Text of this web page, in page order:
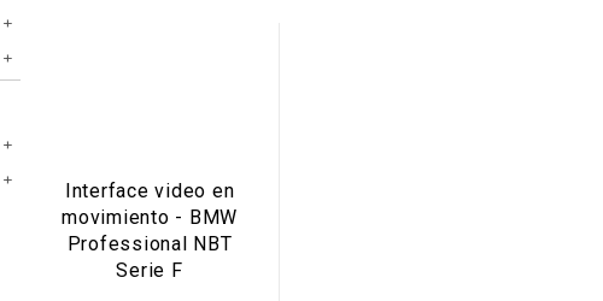
Interface video en
movimiento - BMW
Professional NBT
Serie F